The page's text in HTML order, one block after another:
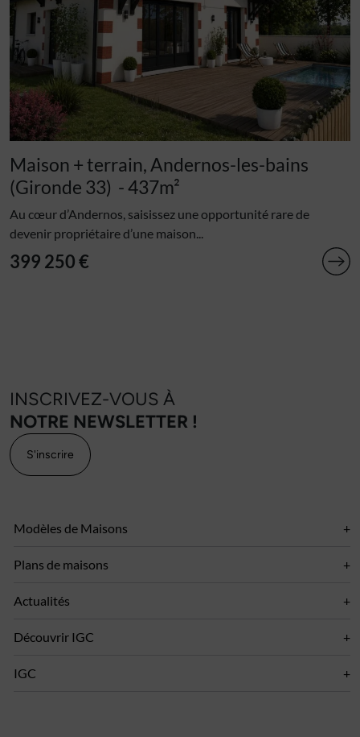
Maison + terrain, Andernos-les-bains
(Gironde 33) - 437m²
Au cœur d’Andernos, saisissez une opportunité rare de
devenir propriétaire d’une maison...
399 250 €
INSCRIVEZ-VOUS À
NOTRE NEWSLETTER !
S'inscrire
Modèles de Maisons
Plans de maisons
Actualités
Découvrir IGC
IGC